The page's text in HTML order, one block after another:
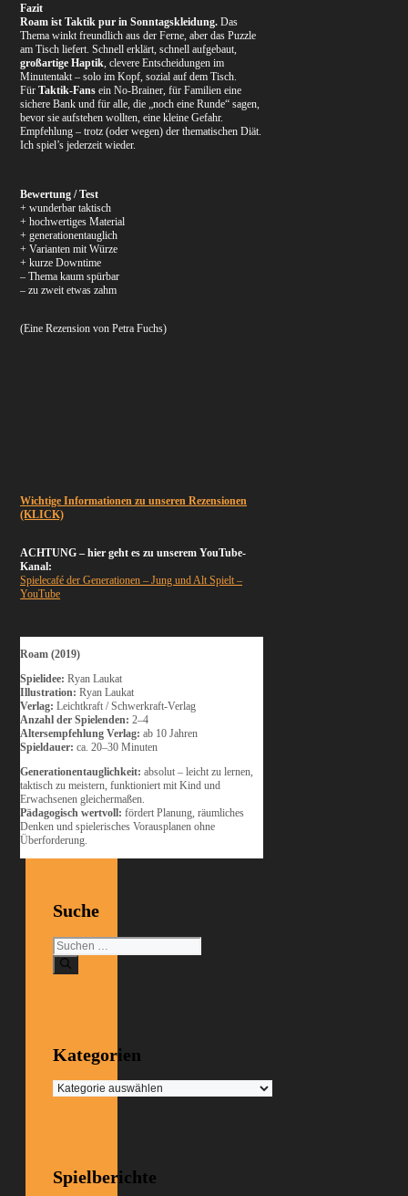
Fazit
Roam ist Taktik pur in Sonntagskleidung. Das
Thema winkt freundlich aus der Ferne, aber das Puzzle
am Tisch liefert. Schnell erklärt, schnell aufgebaut,
großartige Haptik, clevere Entscheidungen im
Minutentakt – solo im Kopf, sozial auf dem Tisch.
FürTaktik-Fans ein No-Brainer, für Familien eine
sichere Bank und für alle, die „noch eine Runde“ sagen,
bevor sie aufstehen wollten, eine kleine Gefahr.
Empfehlung – trotz (oder wegen) der thematischen Diät.
Ich spiel’s jederzeit wieder.
Bewertung / Test
+ wunderbar taktisch
+ hochwertiges Material
+ generationentauglich
+ Varianten mit Würze
+ kurze Downtime
– Thema kaum spürbar
– zu zweit etwas zahm
(Eine Rezension von Petra Fuchs)
Wichtige Informationen zu unseren Rezensionen
(KLICK)
ACHTUNG – hier geht es zu unserem YouTube-
Kanal:
Spielecafé der Generationen – Jung und Alt Spielt –
YouTube
Roam (2019)
Spielidee: Ryan Laukat
Illustration: Ryan Laukat
Verlag: Leichtkraft / Schwerkraft-Verlag
Anzahl der Spielenden: 2–4
Altersempfehlung Verlag: ab 10 Jahren
Spieldauer: ca. 20–30 Minuten
Generationentauglichkeit: absolut – leicht zu lernen,
taktisch zu meistern, funktioniert mit Kind und
Erwachsenen gleichermaßen.
Pädagogisch wertvoll: fördert Planung, räumliches
Denken und spielerisches Vorausplanen ohne
Überforderung.
Suche
Suchen
nach:
Kategorien
Kategorien
Spielberichte